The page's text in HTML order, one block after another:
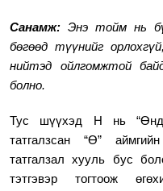
Санамж: Энэ тойм нь
бөгөөд түүнийг
нийтэд ойлгомжтой
болно.
Тус шүүхэд Н нь “Ө
татгалзсан “Ө”
татгалзал хууль бус
тэтгэвэр тогтоож